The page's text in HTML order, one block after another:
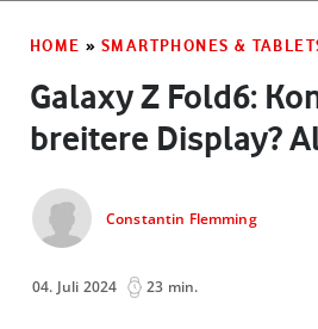
HOME » SMARTPHONES &
Galaxy Z Fold6:
breitere Display?
Constantin Flemming
04. Juli 2024 23 min.